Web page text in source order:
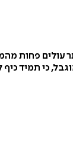
עולים פחות
כי תמיד כיף